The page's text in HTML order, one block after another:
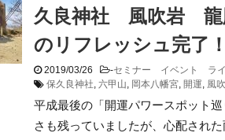
久良神社 風吹岩 龍
のリフレッシュ完了！
2019/03/26 -セミナー イベント ライ
保久良神社, 六甲山, 岡本八幡宮, 開運, 風
平成最後の「開運パワースポット
さも残っていましたが、心配され